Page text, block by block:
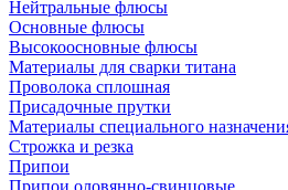
Нейтральные флюсы
Основные флюсы
Высокоосновные флюсы
Материалы для сварки титана
Проволока сплошная
Присадочные прутки
Материалы специального
Строжка и резка
Припои
Припои оловянно-свинцовые